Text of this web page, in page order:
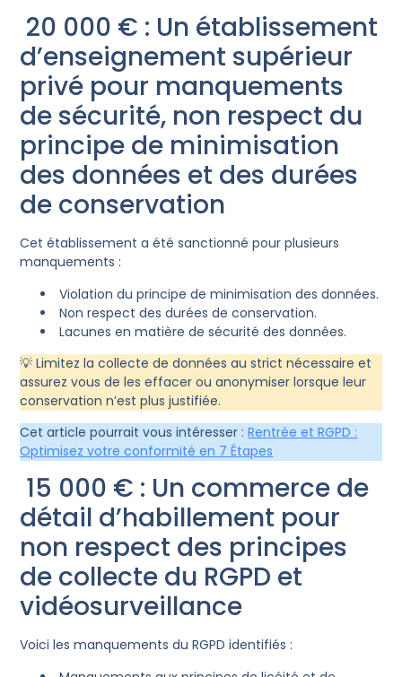
20 000 € : Un établissement
d’enseignement supérieur
privé pour manquements
de sécurité, non respect du
principe de minimisation
des données et des durées
de conservation
Cet établissement a été sanctionné pour plusieurs
manquements :
Violation du principe de minimisation des données.
Non respect des durées de conservation.
Lacunes en matière de sécurité des données.
💡 Limitez la collecte de données au strict nécessaire et
assurez vous de les effacer ou anonymiser lorsque leur
conservation n’est plus justifiée.
Cet article pourrait vous intéresser :Rentrée et RGPD :
Optimisez votre conformité en 7 Étapes
15 000 € : Un commerce de
détail d’habillement pour
non respect des principes
de collecte du RGPD et
vidéosurveillance
Voici les manquements du RGPD identifiés :